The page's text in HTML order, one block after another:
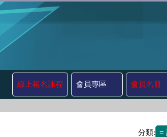
線上報名課程 會員專區 會員名冊
分類: